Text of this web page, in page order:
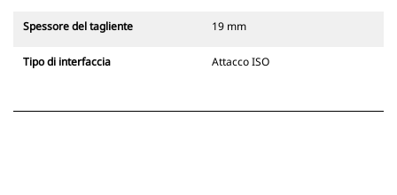
Spessore del tagliente 19 mm
Tipo di interfaccia Attacco ISO